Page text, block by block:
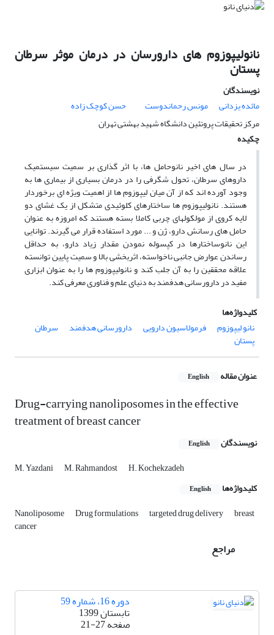
نانولیپوزوم های دارورسان در درمان موثر سرطان
پستان
نویسندگان
مائده یزدانی
مونس رحماندوست
حسن کوچک زاده
مرکز تحقیقات پروتئین دانشگاه شهید بهشتی تهران
چکیده
در سال های اخیر نانوحامل ها، با اثر گذاری بر سمیت سیستمیک
داروهای سرطان، تحول شگرفی را در درمان بسیاری از بیماری ها به
وجود آورده اند که از آن میان لیپوزوم ها از اهمیت ویژه ای برخوردار
هستند. نانولیپوزوم ها ساختارهای کلوئیدی متشکل از یک غشای دو
لایه کروی از مولکولهای چربی کاملا بسته هستند که امروزه به عنوان
حامل های رسانش دارو، ژن و ... مورد استفاده قرار می گیرند. توانایی
این نانوساختارها در کپسوله نمودن مقدار زیاد دارو، به حداقل
رساندن عوارض جانبی ناخواسته، اثربخشی بالا و سمیت پایین توانسته
علاقه محققین را به آن جلب کند و نانولیپوزوم ها را به عنوان ابزاری
مفید در دارورسانی هدفمند به دنیای علم و فناوری معرفی کند.
کلیدواژه‌ها
نانو لیپوزوم
فرمولاسیون دارویی دارورسانی هدفمند سرطان
پستان
عنوان مقاله English
Drug-carrying nanoliposomes in the effective
treatment of breast cancer
نویسندگان English
M. Yazdani M. Rahmandost
H. Kochekzadeh
کلیدواژه‌ها
English
Nanoliposome Drug formulations targeted drug delivery breast
cancer
مراجع
دوره 16، شماره 59
تابستان 1399
صفحه21-27